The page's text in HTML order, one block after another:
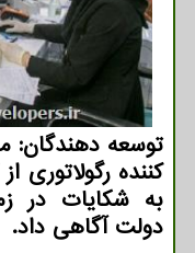
توسعه دهندگان:
کننده
به شکایات در
دولت آگاهی داد.